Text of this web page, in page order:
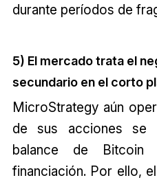
durante períodos de
5) El mercado trata el
secundario en el corto
MicroStrategy aún
de sus acciones se
balance de
financiación. Por ello,